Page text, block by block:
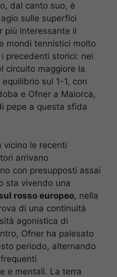
dal canto suo, è
sulle superfici
più interessante il
mondi tennistici molto
precedenti storici: nei
circuito maggiore la
sul 1-1, con
e Ofner a Maiorca,
pepe a questa sfida
vicino le recenti
arrivano
con presupposti assai
sta vivendo una
rosso europeo, nella
di una continuità
agonistica di
Ofner ha palesato
periodo, alternando
e mentali. La terra